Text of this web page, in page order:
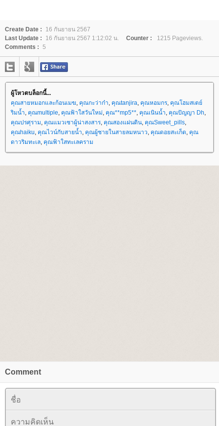
Create Date :
16 กันยายน 2567
Last Update :
16 กันยายน 2567 1:12:02 น. Counter :
1215 Pageviews.
Comments : 5
ผู้โหวตบล็อกนี้...
คุณสายหมอกและก้อนเมฆ, คุณกะว่าก๋า, คุณtanjira, คุณหอมกร, คุณโฮมสเตย์
ริมน้ำ, คุณmultiple, คุณฟ้าใสวันใหม่, คุณ**mp5**, คุณเนินน้ำ, คุณปัญญา Dh,
คุณปรศุราม, คุณแมวเซาผู้น่าสงสาร, คุณสองแผ่นดิน, คุณSweet_pills,
คุณhaiku, คุณไวน์กับสายน้ำ, คุณผู้ชายในสายลมหนาว, คุณดอยสะเก็ด, คุณ
ดาวริมทะเล, คุณฟ้าใสทะเลคราม
Comment